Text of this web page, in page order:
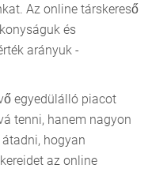
Az online társkereső
és
arányuk -
egyedülálló piacot
tenni, hanem nagyon
hogyan
az online